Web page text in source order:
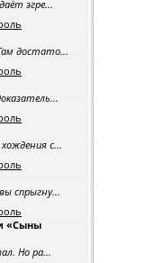
эгре...
достато...
с...
спрыгну...
«Сыны
Но ра...